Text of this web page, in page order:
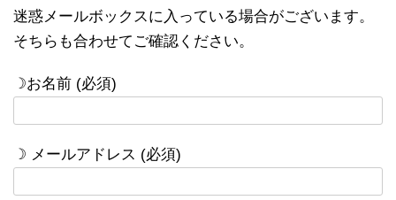
迷惑メールボックスに入っている場合がございます。
そちらも合わせてご確認ください。
☽お名前 (必須)
☽ メールアドレス (必須)